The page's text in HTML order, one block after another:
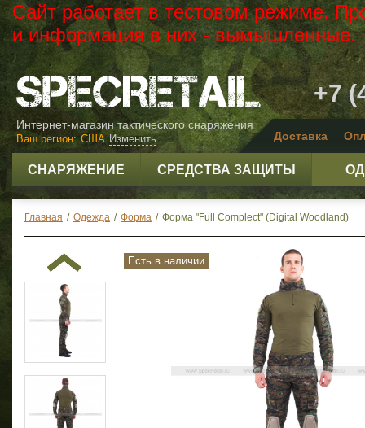
Сайт работает в тестовом режиме.
и информация в них - вымышленные.
Интернет-магазин тактического снаряжения
+7
Доставка
Изменить
Ваш регион: США
СНАРЯЖЕНИЕ СРЕДСТВА ЗАЩИТЫ
Главная / Одежда / Форма / Форма "Full Complect" (Digital Woodland)
Есть в наличии